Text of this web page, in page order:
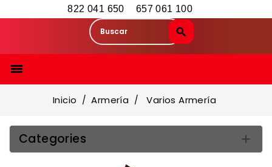
822 041 650 657 061 100

Inicio Armería Varios Armería
Categories 